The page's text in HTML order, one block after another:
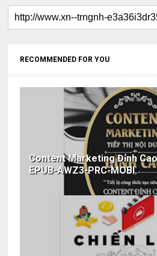
RECOMMENDED FOR YOU
Content Marketing Đỉnh
EPUB-AWZ3-PRC-MOBI